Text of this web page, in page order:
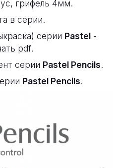
грифель 4мм.
в серии.
серии Pastel -
pdf.
серии Pastel Pencils.
Pastel Pencils.